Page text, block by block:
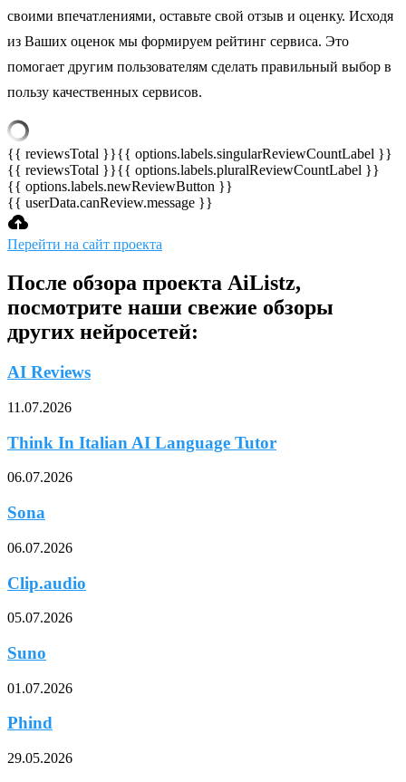
своими впечатлениями, оставьте свой отзыв и оценку. Исходя
из Ваших оценок мы формируем рейтинг сервиса. Это
помогает другим пользователям сделать правильный выбор в
пользу качественных сервисов.
{{ reviewsTotal }}{{ options.labels.singularReviewCountLabel }}
{{ reviewsTotal }}{{ options.labels.pluralReviewCountLabel }}
{{ options.labels.newReviewButton }}
{{ userData.canReview.message }}
Перейти на сайт проекта
После обзора проекта AiListz,
посмотрите наши свежие обзоры
других нейросетей:
AI Reviews
11.07.2026
Think In Italian AI Language Tutor
06.07.2026
Sona
06.07.2026
Clip.audio
05.07.2026
Suno
01.07.2026
Phind
29.05.2026